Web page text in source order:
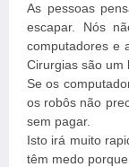
As pessoas
escapar. Nós
computadores e
Cirurgias são um
Se os
os robôs não
sem pagar.
Isto irá muito
têm medo